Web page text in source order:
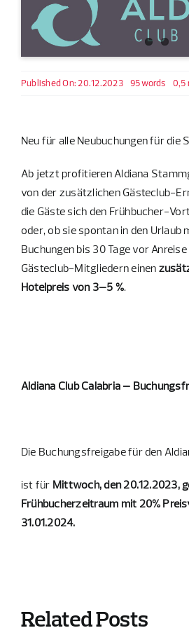
Published On: 20.12.2023 95 words 0,5
Neu für alle Neubuchungen für die
Ab jetzt profitieren Aldiana
von der zusätzlichen Gästeclub-
die Gäste sich den Frühbucher-
oder, ob sie spontan in den Urlaub
Buchungen bis 30 Tage vor
Gästeclub-Mitgliedern einen
Hotelpreis von 3–5 %.
Aldiana Club Calabria –
Die Buchungsfreigabe für den
ist für Mittwoch, den 20.12.2023,
Frühbucherzeitraum mit 20%
31.01.2024.
Related Posts